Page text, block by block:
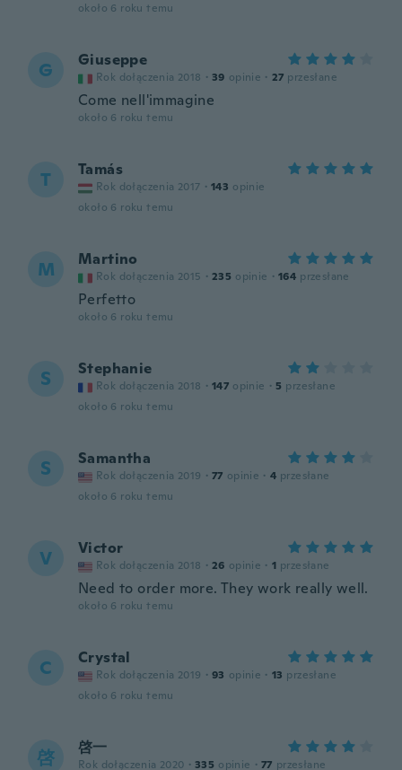
około 6 roku temu
G Giuseppe
Rok dołączenia 2018 · 39 opinie · 27 przesłane
Come nell'immagine
około 6 roku temu
T Tamás
Rok dołączenia 2017 · 143 opinie
około 6 roku temu
M Martino
Rok dołączenia 2015 · 235 opinie · 164 przesłane
Perfetto
około 6 roku temu
S Stephanie
Rok dołączenia 2018 · 147 opinie · 5 przesłane
około 6 roku temu
S Samantha
Rok dołączenia 2019 · 77 opinie · 4 przesłane
około 6 roku temu
V Victor
Rok dołączenia 2018 · 26 opinie · 1 przesłane
Need to order more. They work really well.
około 6 roku temu
C Crystal
Rok dołączenia 2019 · 93 opinie · 13 przesłane
około 6 roku temu
啓 啓一
Rok dołączenia 2020 · 335 opinie · 77 przesłane